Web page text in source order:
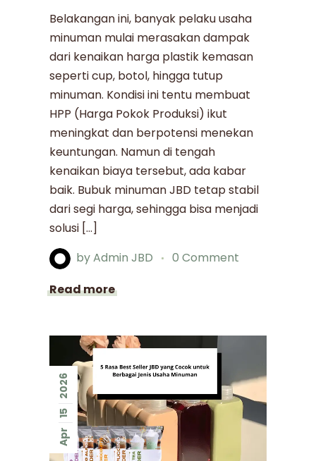
Belakangan ini, banyak pelaku usaha
minuman mulai merasakan dampak
dari kenaikan harga plastik kemasan
seperti cup, botol, hingga tutup
minuman. Kondisi ini tentu membuat
HPP (Harga Pokok Produksi) ikut
meningkat dan berpotensi menekan
keuntungan. Namun di tengah
kenaikan biaya tersebut, ada kabar
baik. Bubuk minuman JBD tetap stabil
dari segi harga, sehingga bisa menjadi
solusi […]
byAdmin JBD
0 Comment
Read more
Apr
15
2026